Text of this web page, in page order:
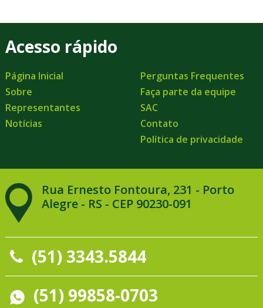
Acesso rápido
Página Inicial
Sobre
Representantes
Notícias
Perguntas Frequentes
Faça parte da equipe
SAC
Contato
Política de privacidade
Rua Ernesto Fontoura, 231 - Porto
Alegre - RS - CEP 90230-091
(51) 3343.5844
(51) 99858-0703